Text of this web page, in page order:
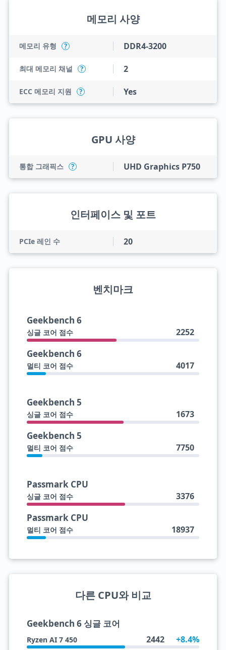
메모리 사양
메모리 유형 ? DDR4-3200
최대 메모리 채널 ? 2
ECC 메모리 지원 ? Yes
GPU 사양
통합 그래픽스 ? UHD Graphics P750
인터페이스 및 포트
PCIe 레인 수 20
벤치마크
Geekbench 6
싱글 코어 점수 2252
Geekbench 6
멀티 코어 점수 4017
Geekbench 5
싱글 코어 점수 1673
Geekbench 5
멀티 코어 점수 7750
Passmark CPU
싱글 코어 점수 3376
Passmark CPU
멀티 코어 점수 18937
다른 CPU와 비교
Geekbench 6 싱글 코어
Ryzen AI 7 450 2442 +8.4%